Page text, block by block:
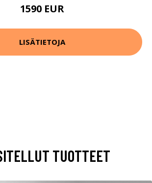
1590 EUR
LISÄTIETOJA
TUOTTEET